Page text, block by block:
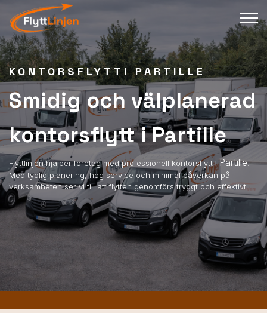
KONTORSFLYTTI PARTILLE
Smidig och välplanerad
kontorsflytt i Partille
Flyttlinjen hjälper företag med professionell kontorsflytti Partille.
Med tydlig planering, hög service och minimal påverkan på
verksamheten ser vi till att flytten genomförs tryggt och effektivt.